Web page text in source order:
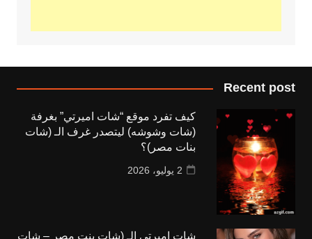
Recent post
كيف تفرد موقع “شات اميرتي” بغرفة
(شات وشوشه) ليتصدر غرف الـ (شات
بنات مصر)؟
2 يوليو، 2026
شات اميرتى الـ (شات بنت مصر – شات